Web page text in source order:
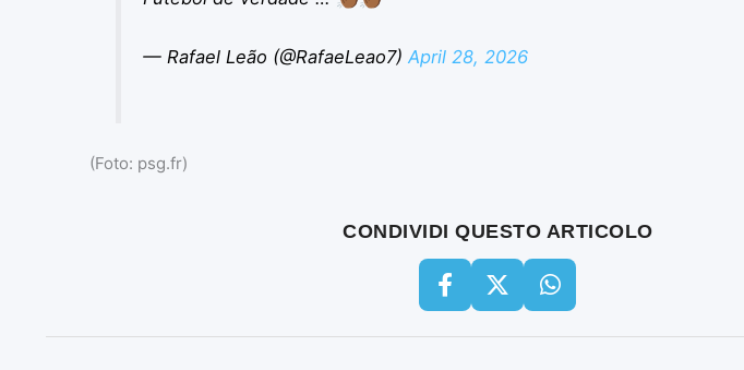
— Rafael Leão (@RafaeLeao7)April 28, 2026
(Foto: psg.fr)
CONDIVIDI QUESTO ARTICOLO